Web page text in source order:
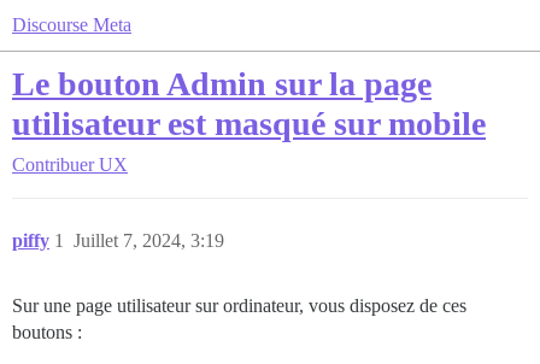
Discourse Meta
Le bouton Admin sur la page
utilisateur est masqué sur mobile
Contribuer UX
piffy Juillet 7, 2024, 3:19
1
Sur une page utilisateur sur ordinateur, vous disposez de ces
boutons :